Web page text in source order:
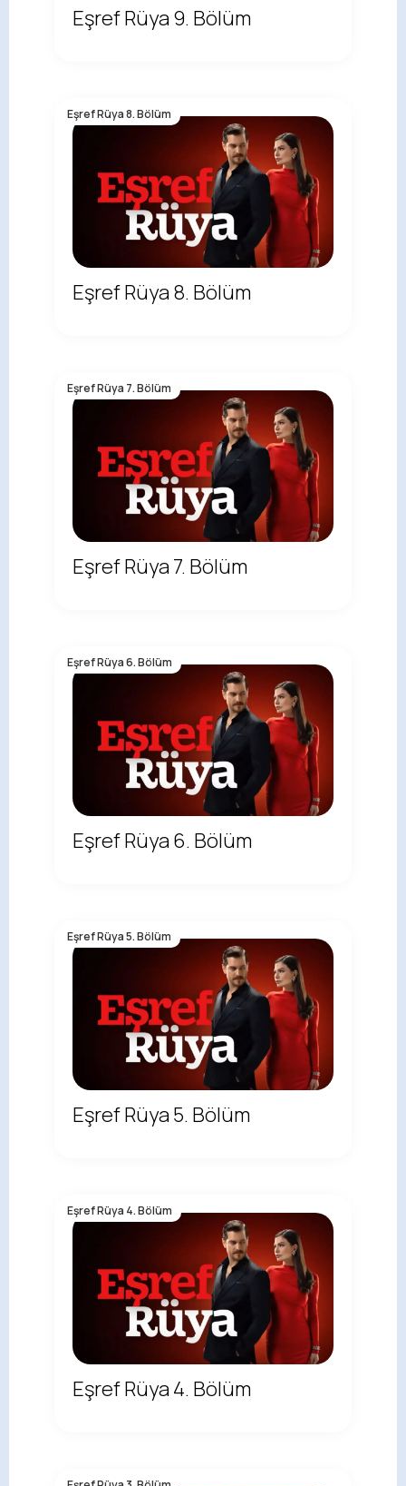
Eşref Rüya 9. Bölüm
Eşref Rüya 8. Bölüm
Eşref Rüya 8. Bölüm
Eşref Rüya 7. Bölüm
Eşref Rüya 7. Bölüm
Eşref Rüya 6. Bölüm
Eşref Rüya 6. Bölüm
Eşref Rüya 5. Bölüm
Eşref Rüya 5. Bölüm
Eşref Rüya 4. Bölüm
Eşref Rüya 4. Bölüm